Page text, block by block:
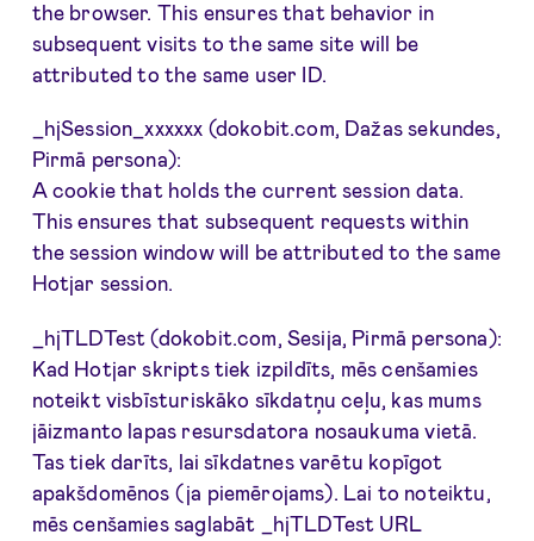
the browser. This ensures that behavior in
subsequent visits to the same site will be
attributed to the same user ID.
_hjSession_xxxxxx (dokobit.com, Dažas sekundes,
Pirmā persona):
A cookie that holds the current session data.
This ensures that subsequent requests within
the session window will be attributed to the same
Hotjar session.
_hjTLDTest (dokobit.com, Sesija, Pirmā persona):
Kad Hotjar skripts tiek izpildīts, mēs cenšamies
noteikt visbīsturiskāko sīkdatņu ceļu, kas mums
jāizmanto lapas resursdatora nosaukuma vietā.
Tas tiek darīts, lai sīkdatnes varētu kopīgot
apakšdomēnos (ja piemērojams). Lai to noteiktu,
mēs cenšamies saglabāt _hjTLDTest URL